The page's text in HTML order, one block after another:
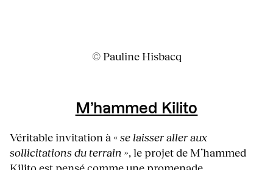
© Pauline Hisbacq
M’hammed Kilito
Véritable invitation à « se laisser aller aux
sollicitations du terrain », le projet de M’hammed